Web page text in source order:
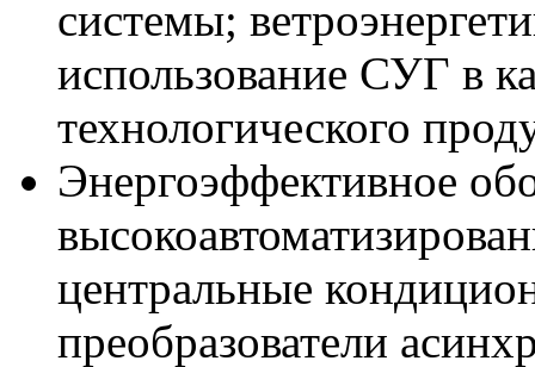
системы;
использование СУГ в
технологического
Энергоэффективное
центральные
преобразователи